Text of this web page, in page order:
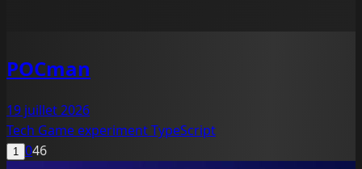
POCman
19 juillet 2026
Tech Game experimentTypeScript
1 046